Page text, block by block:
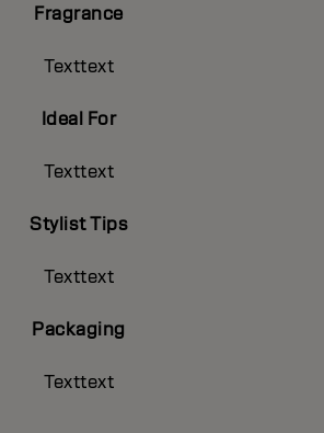
Fragrance
Texttext
Ideal For
Texttext
Stylist Tips
Texttext
Packaging
Texttext